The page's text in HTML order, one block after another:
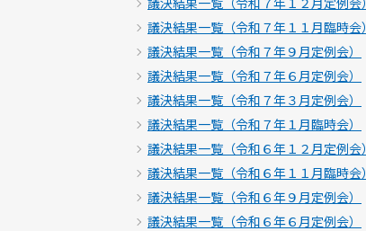
議決結果一覧（令和７年１１月臨時会）
議決結果一覧（令和７年９月定例会）
議決結果一覧（令和７年６月定例会）
議決結果一覧（令和７年３月定例会）
議決結果一覧（令和７年１月臨時会）
議決結果一覧（令和６年１２月定例会）
議決結果一覧（令和６年１１月臨時会）
議決結果一覧（令和６年９月定例会）
議決結果一覧（令和６年６月定例会）